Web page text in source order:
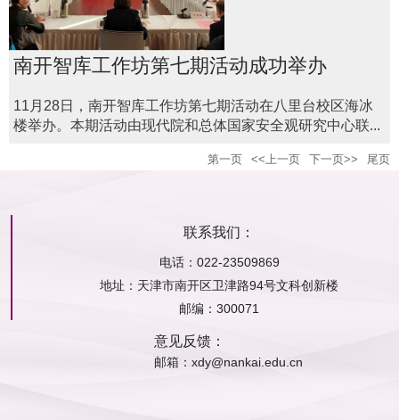
南开智库工作坊第七期活动成功举办
11月28日，南开智库工作坊第七期活动在八里台校区海冰
楼举办。本期活动由现代院和总体国家安全观研究中心联...
第一页 <<上一页 下一页>> 尾页
联系我们：
电话：022-23509869
地址： 天津市南开区卫津路94号文科创新楼
邮编： 300071
意见反馈：
邮箱：xdy@nankai.edu.cn